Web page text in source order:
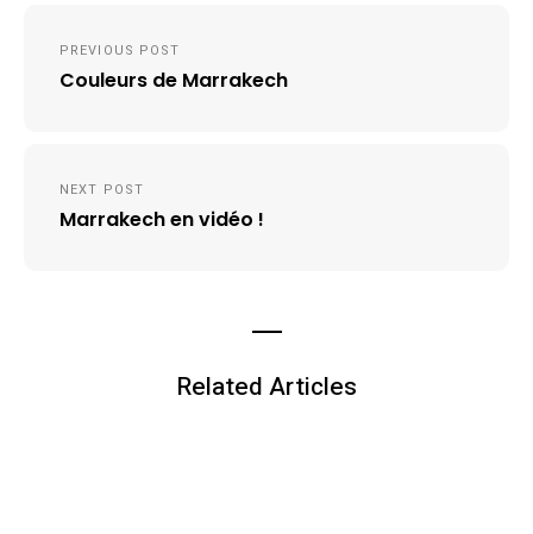
PREVIOUS POST
Couleurs de Marrakech
NEXT POST
Marrakech en vidéo !
Related Articles